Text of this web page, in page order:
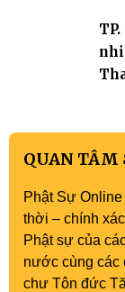
nhi
QUAN TÂM
Phật Sự
thời – chính
Phật sự của
nước cùng các
chư Tôn đức